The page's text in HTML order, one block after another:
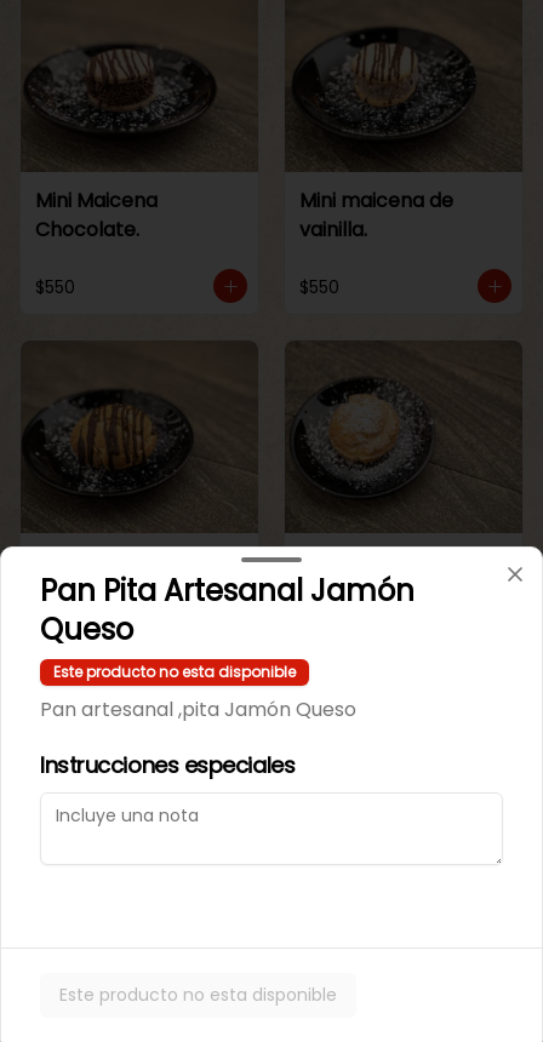
Mini Maicena
Chocolate.
$550
Mini maicena de
vainilla.
$550
artesanal.
$550
Repollitos de crema
pastelera.
CAJITAS PARA TI O PARA REGALAR.
Caja de galletas de
Cajita Lenguita de
Pan Pita Artesanal Jamón
Queso
Este producto no esta disponible
Pan artesanal ,pita Jamón Queso
Instrucciones especiales
Este producto no esta disponible